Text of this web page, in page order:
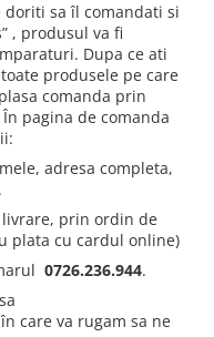
doriti sa îl comandati si
, produsul va fi
Dupa ce ati
produsele pe care
comanda prin
pagina de comanda
adresa completa,
prin ordin de
plata cu cardul online)
0726.236.944.
care va rugam sa ne